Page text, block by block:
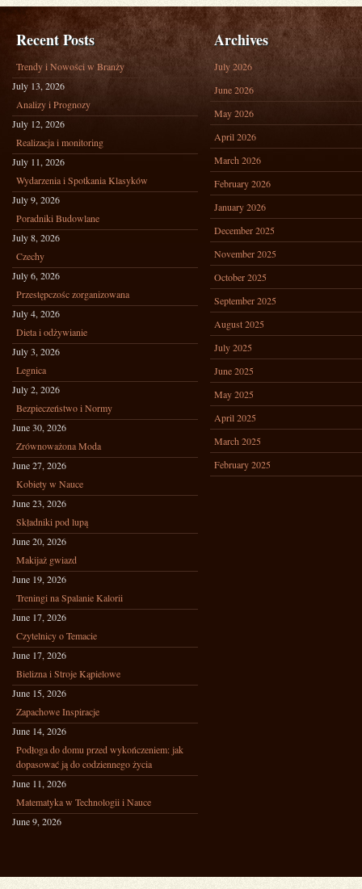
Recent Posts
Trendy i Nowości w Branży
July 13, 2026
Analizy i Prognozy
July 12, 2026
Realizacja i monitoring
July 11, 2026
Wydarzenia i Spotkania Klasyków
July 9, 2026
Poradniki Budowlane
July 8, 2026
Czechy
July 6, 2026
Przestępczośc zorganizowana
July 4, 2026
Dieta i odżywianie
July 3, 2026
Legnica
July 2, 2026
Bezpieczeństwo i Normy
June 30, 2026
Zrównoważona Moda
June 27, 2026
Kobiety w Nauce
June 23, 2026
Składniki pod lupą
June 20, 2026
Makijaż gwiazd
June 19, 2026
Treningi na Spalanie Kalorii
June 17, 2026
Czytelnicy o Temacie
June 17, 2026
Bielizna i Stroje Kąpielowe
June 15, 2026
Zapachowe Inspiracje
June 14, 2026
Podłoga do domu przed wykończeniem: jak
dopasować ją do codziennego życia
June 11, 2026
Matematyka w Technologii i Nauce
June 9, 2026
Archives
July 2026
June 2026
May 2026
April 2026
March 2026
February 2026
January 2026
December 2025
November 2025
October 2025
September 2025
August 2025
July 2025
June 2025
May 2025
April 2025
March 2025
February 2025